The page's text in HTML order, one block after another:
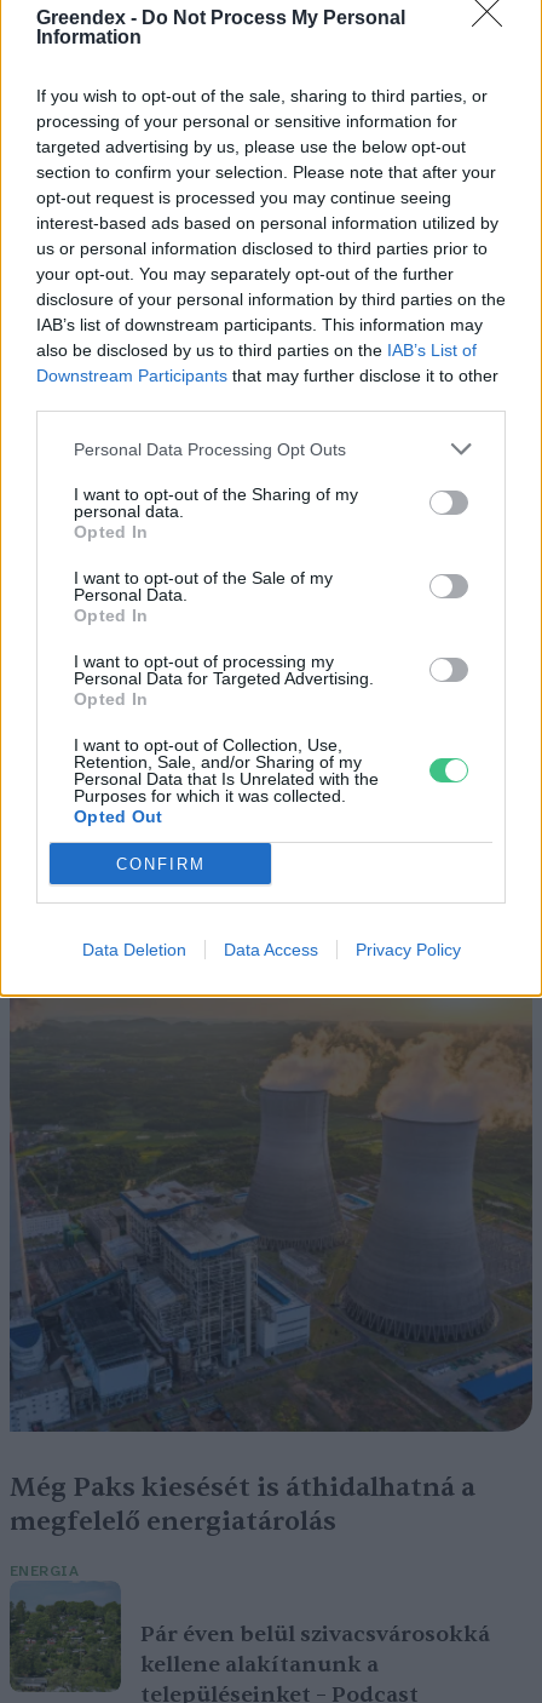
Greendex - Do Not Process My Personal
Information
If you wish to opt-out of the sale, sharing to third parties, or
processing of your personal or sensitive information for
targeted advertising by us, please use the below opt-out
section to confirm your selection. Please note that after your
opt-out request is processed you may continue seeing
interest-based ads based on personal information utilized by
us or personal information disclosed to third parties prior to
your opt-out. You may separately opt-out of the further
disclosure of your personal information by third parties on the
IAB’s list of downstream participants. This information may
also be disclosed by us to third parties on the IAB’s List of
Downstream Participants that may further disclose it to other
Personal Data Processing Opt Outs
I want to opt-out of the Sharing of my
personal data.
Opted In
I want to opt-out of the Sale of my
Personal Data.
Opted In
I want to opt-out of processing my
Personal Data for Targeted Advertising.
Opted In
I want to opt-out of Collection, Use,
Retention, Sale, and/or Sharing of my
Personal Data that Is Unrelated with the
Purposes for which it was collected.
Opted Out
CONFIRM
Data Deletion Data Access Privacy Policy
SZEMLE
Négy éven belül valósággá válhatnak az
elektromos repülőjáratok Európában
Történelmi aszály sújtja Nagy-
Britanniát is
Elképesztő felvétel mutatja meg,
mekkora a különbség az áradó és a
kiszáradó Duna között
ÉLŐ BOLYGÓNK
Még Paks kiesését is áthidalhatná a
megfelelő energiatárolás
ENERGIA
Pár éven belül szivacsvárosokká
kellene alakítanunk a
településeinket – Podcast